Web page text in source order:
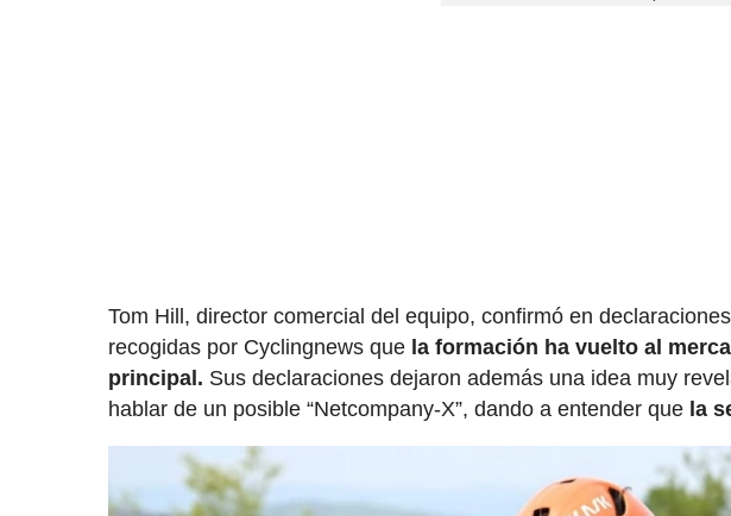
Tom Hill, director comercial del equipo, confirmó en
recogidas por Cyclingnews que la formación ha vuelto al
principal. Sus declaraciones dejaron además una idea muy
hablar de un posible “Netcompany-X”, dando a entender que la